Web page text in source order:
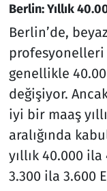
Berlin: Yıllık
Berlin’de,
profesyonelleri
genellikle
değişiyor.
iyi bir maaş
aralığında
yıllık 40.000
3.300 ila 3.600